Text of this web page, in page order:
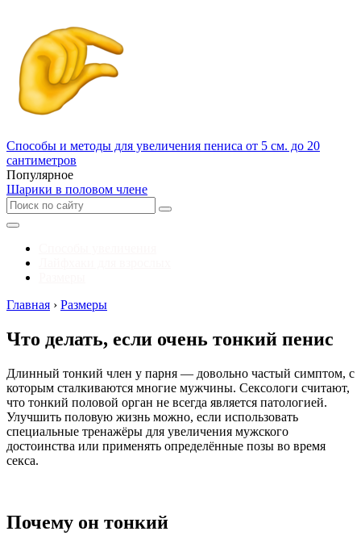
Способы и методы для увеличения пениса от 5 см. до 20
сантиметров
Популярное
Шарики в половом члене
Главная › Размеры
Что делать, если очень тонкий пенис
Длинный тонкий член у парня — довольно частый симптом, с
которым сталкиваются многие мужчины. Сексологи считают,
что тонкий половой орган не всегда является патологией.
Улучшить половую жизнь можно, если использовать
специальные тренажёры для увеличения мужского
достоинства или применять определённые позы во время
секса.
Почему он тонкий